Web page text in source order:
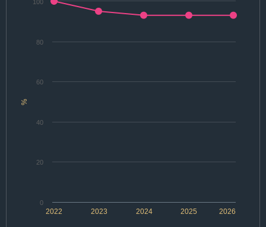
%
2022 2024 2026
2023 2025
0
20
40
60
80
100